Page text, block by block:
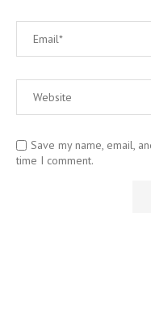
Save my name, email,
time I comment.